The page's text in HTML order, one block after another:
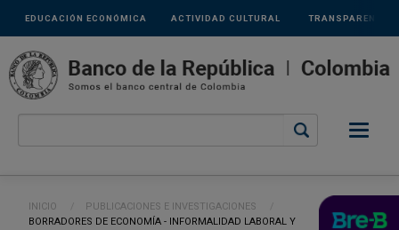
Pasar al contenido principal
Links
secundarios
ACTIVIDAD CULTURAL
EDUCACIÓN ECONÓMICA TRANSPARENCIA
Ruta de navegación
INICIO
PUBLICACIONES E INVESTIGACIONES
CURRENT:
BORRADORES DE ECONOMÍA - INFORMALIDAD LABORAL Y